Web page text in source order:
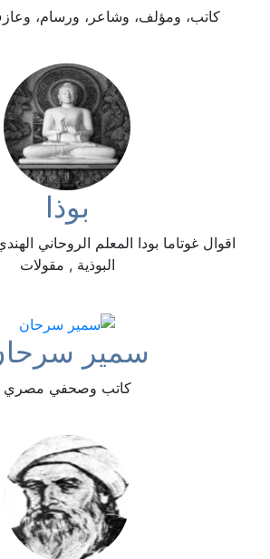
كاتب، ومؤلف، وشاعر، ورسام،
بوذا
اقوال غوتاما بودا المعلم الروحاني
البوذية , مقولات
سمير
كاتب وصحفي مصري